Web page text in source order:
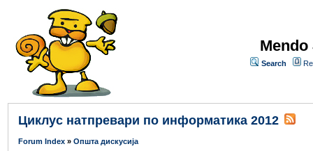
Search
Циклус натпревари по информатика 2012
Forum Index » Општа дискусија